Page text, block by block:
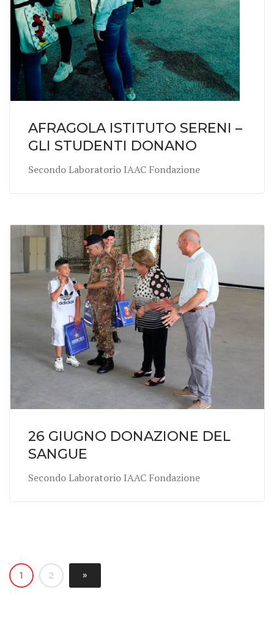
AFRAGOLA ISTITUTO SERENI –
GLI STUDENTI DONANO
Secondo Laboratorio IAAC Fondazione
26 GIUGNO DONAZIONE DEL
SANGUE
Secondo Laboratorio IAAC Fondazione
1 2 »